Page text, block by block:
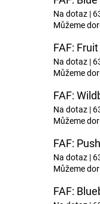
Na dotaz |
Můžeme
FAF:
Na dotaz |
Můžeme
FAF:
Na dotaz |
Můžeme
FAF:
Na dotaz |
Můžeme
FAF: